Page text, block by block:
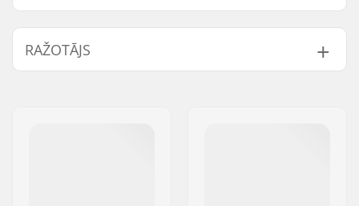
Plāksnes materiāls: Aluminum
RAŽOTĀJS